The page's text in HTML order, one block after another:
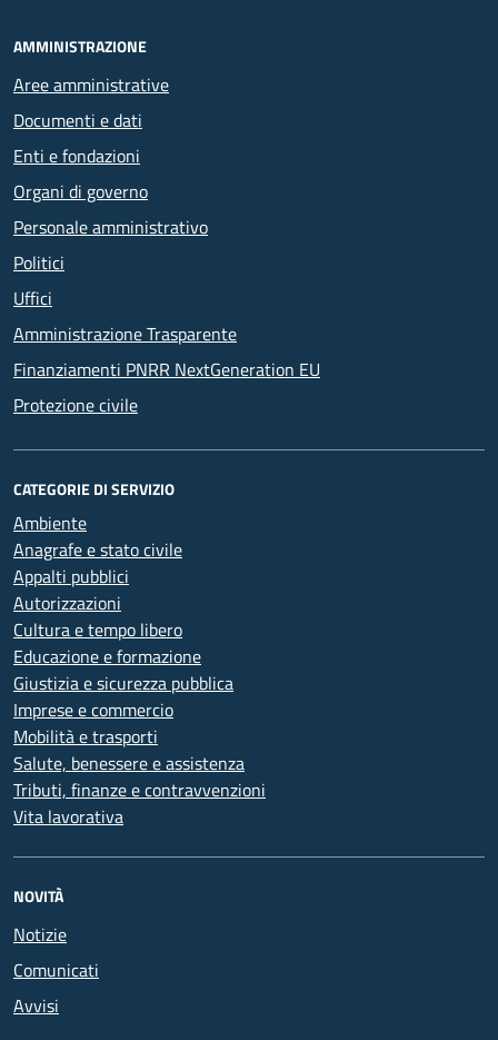
AMMINISTRAZIONE
Aree amministrative
Documenti e dati
Enti e fondazioni
Organi di governo
Personale amministrativo
Politici
Uffici
Amministrazione Trasparente
Finanziamenti PNRR NextGeneration EU
Protezione civile
CATEGORIE DI SERVIZIO
Ambiente
Anagrafe e stato civile
Appalti pubblici
Autorizzazioni
Cultura e tempo libero
Educazione e formazione
Giustizia e sicurezza pubblica
Imprese e commercio
Mobilità e trasporti
Salute, benessere e assistenza
Tributi, finanze e contravvenzioni
Vita lavorativa
NOVITÀ
Notizie
Comunicati
Avvisi